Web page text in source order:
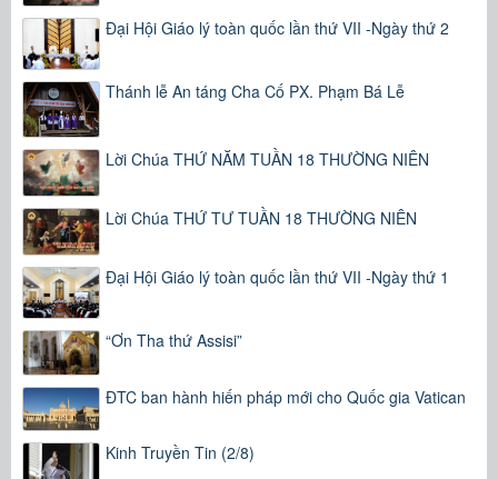
Đại Hội Giáo lý toàn quốc lần thứ VII -Ngày thứ 2
Thánh lễ An táng Cha Cố PX. Phạm Bá Lễ
Lời Chúa THỨ NĂM TUẦN 18 THƯỜNG NIÊN
Lời Chúa THỨ TƯ TUẦN 18 THƯỜNG NIÊN
Đại Hội Giáo lý toàn quốc lần thứ VII -Ngày thứ 1
“Ơn Tha thứ Assisi”
ĐTC ban hành hiến pháp mới cho Quốc gia Vatican
Kinh Truyền Tin (2/8)